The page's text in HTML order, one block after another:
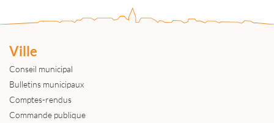
Ville
Conseil municipal
Bulletins municipaux
Comptes-rendus
Commande publique